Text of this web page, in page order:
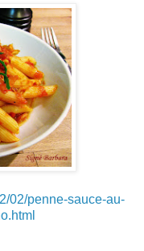
02/penne-sauce-au-